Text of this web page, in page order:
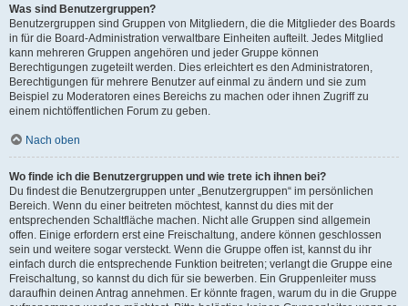
Was sind Benutzergruppen?
Benutzergruppen sind Gruppen von Mitgliedern, die die Mitglieder des Boards
in für die Board-Administration verwaltbare Einheiten aufteilt. Jedes Mitglied
kann mehreren Gruppen angehören und jeder Gruppe können
Berechtigungen zugeteilt werden. Dies erleichtert es den Administratoren,
Berechtigungen für mehrere Benutzer auf einmal zu ändern und sie zum
Beispiel zu Moderatoren eines Bereichs zu machen oder ihnen Zugriff zu
einem nichtöffentlichen Forum zu geben.
Nach oben
Wo finde ich die Benutzergruppen und wie trete ich ihnen bei?
Du findest die Benutzergruppen unter „Benutzergruppen“ im persönlichen
Bereich. Wenn du einer beitreten möchtest, kannst du dies mit der
entsprechenden Schaltfläche machen. Nicht alle Gruppen sind allgemein
offen. Einige erfordern erst eine Freischaltung, andere können geschlossen
sein und weitere sogar versteckt. Wenn die Gruppe offen ist, kannst du ihr
einfach durch die entsprechende Funktion beitreten; verlangt die Gruppe eine
Freischaltung, so kannst du dich für sie bewerben. Ein Gruppenleiter muss
daraufhin deinen Antrag annehmen. Er könnte fragen, warum du in die Gruppe